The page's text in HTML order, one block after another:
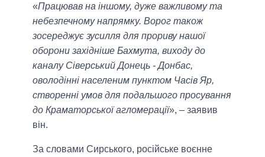
«Працював на іншому, дуже важливому та
небезпечному напрямку. Ворог також
зосереджує зусилля для прориву нашої
оборони західніше Бахмута, виходу до
каналу Сіверський Донець - Донбас,
оволодінні населеним пунктом Часів Яр,
створенні умов для подальшого просування
до Краматорської агломерації», – заявив
він.
За словами Сирського, російське воєнне